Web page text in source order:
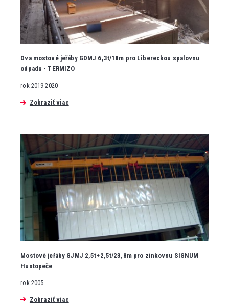
Dva mostové jeřáby GDMJ 6,3t/18m pro Libereckou spalovnu
odpadu - TERMIZO
rok 2019-2020
Zobraziť viac
Mostové jeřáby GJMJ 2,5t+2,5t/23,8m pro zinkovnu SIGNUM
Hustopeče
rok 2005
Zobraziť viac